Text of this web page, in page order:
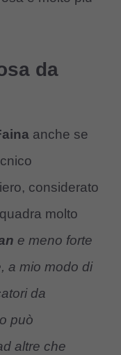
da
anche se
considerato
molto
e meno forte
a mio modo di
da
può
altre che